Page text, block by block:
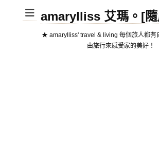
amarylliss 艾瑪。[
★ amarylliss' travel & living 每個旅人都有
由旅行來感受家的美好！